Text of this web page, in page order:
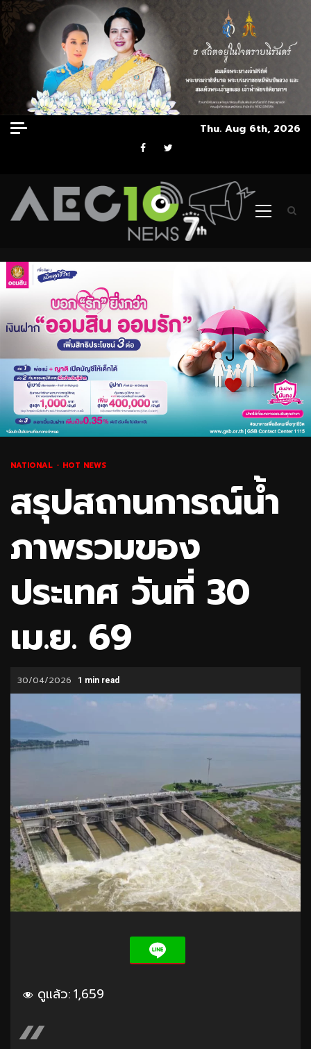
Skip
to
Thu. Aug 6th, 2026
Facebook
Twitter
Primary
NATIONAL HOT NEWS
สรุปสถานการณ์น้ำ
ภาพรวมของ
ประเทศ วันที่ 30
เม.ย. 69
30/04/2026 1 min read
ดูแล้ว:1,659